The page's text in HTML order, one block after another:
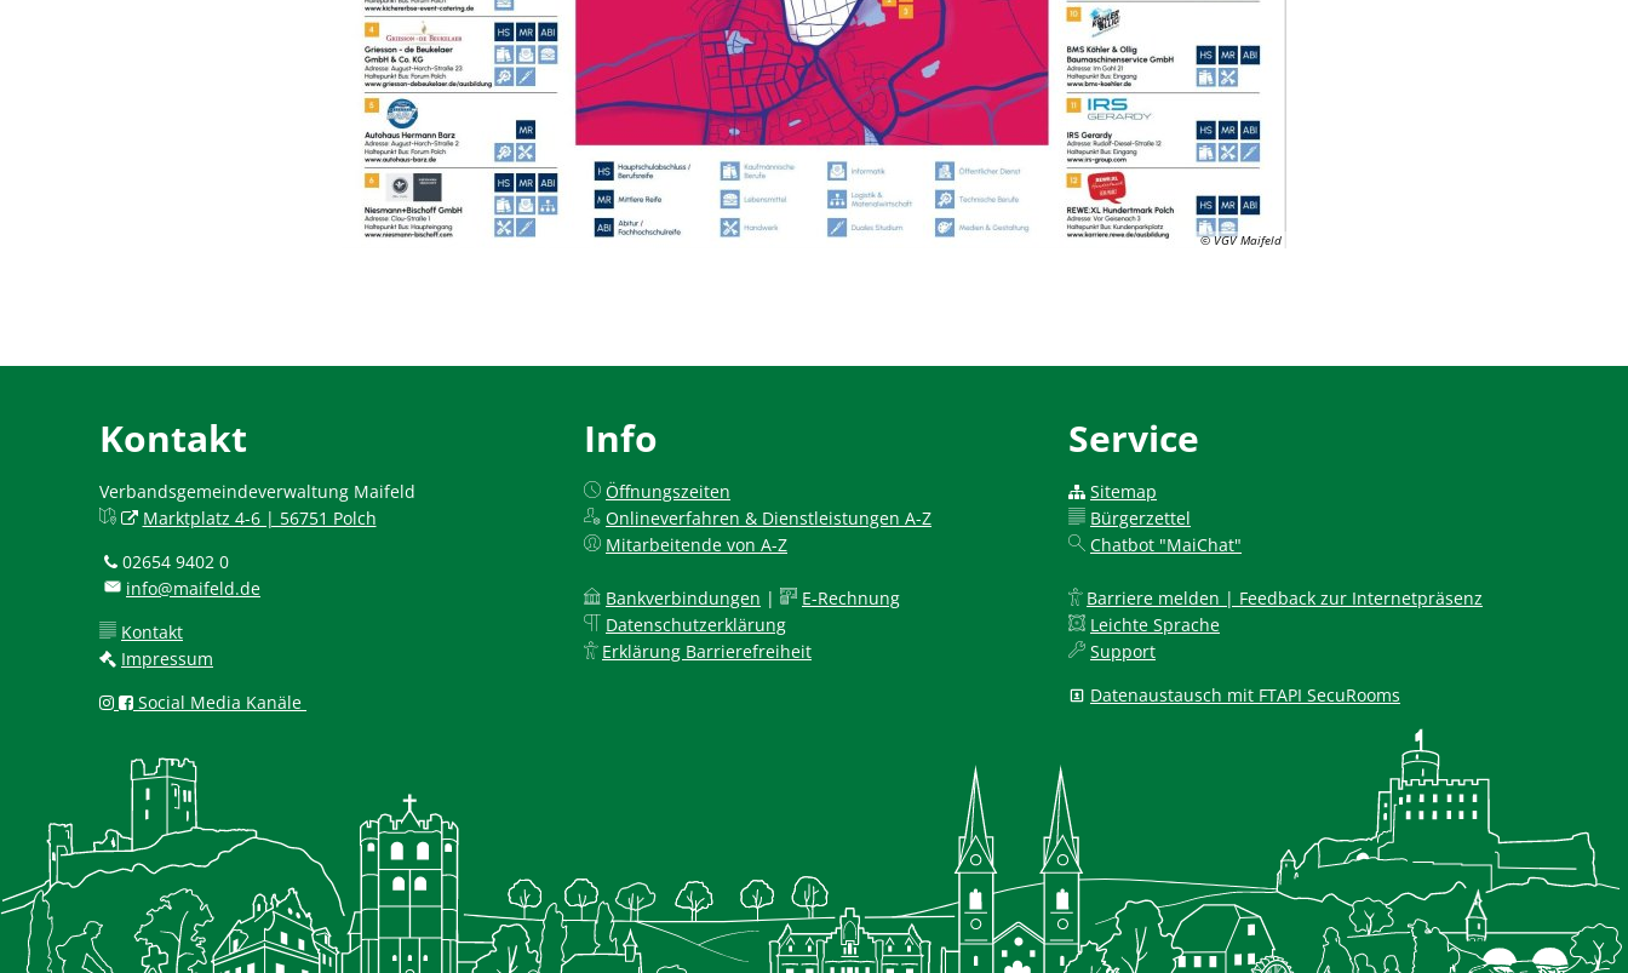
© VGV Maifeld
Kontakt
Verbandsgemeindeverwaltung Maifeld
Marktplatz 4-6 | 56751 Polch
02654 9402 0
info@maifeld.de
Kontakt
Impressum
Social Media Kanäle
Info
Öffnungszeiten
Onlineverfahren & Dienstleistungen A-Z
Mitarbeitende von A-Z
Bankverbindungen |
E-Rechnung
Datenschutzerklärung
Erklärung Barrierefreiheit
Service
Sitemap
Bürgerzettel
Chatbot "MaiChat"
Barriere melden | Feedback zur Internetpräsenz
Leichte Sprache
Support
Datenaustausch mit FTAPI SecuRooms